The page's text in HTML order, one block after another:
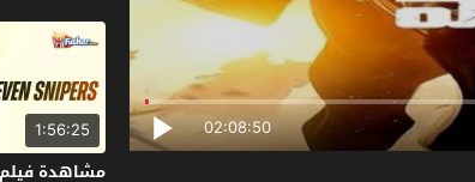
02:08:50
1:56:25